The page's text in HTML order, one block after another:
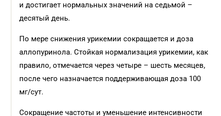
и достигает нормальных значений на седьмой –
десятый день.
По мере снижения урикемии сокращается и доза
аллопуринола. Стойкая нормализация урикемии, как
правило, отмечается через четыре – шесть месяцев,
после чего назначается поддерживающая доза 100
мг/сут.
Сокращение частоты и уменьшение интенсивности